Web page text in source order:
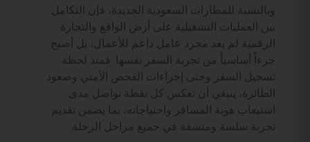
وبالنسبة للمطارات السعودية الجديدة، فإن التكامل
بين العمليات التشغيلية على أرض الواقع والتجارة
الرقمية لم يعد مجرد عامل داعم للأعمال، بل أصبح
جزءاً أساسياً من تجربة السفر نفسها. فمنذ لحظة
تسجيل السفر وحتى إجراءات الفحص الأمني وصعود
الطائرة، ينبغي أن تعكس كل نقطة تواصل مدى
استيعاب هوية المسافر واحتياجاته، بما يضمن تقديم
تجربة سلسة ومتسقة في جميع مراحل الرحلة.